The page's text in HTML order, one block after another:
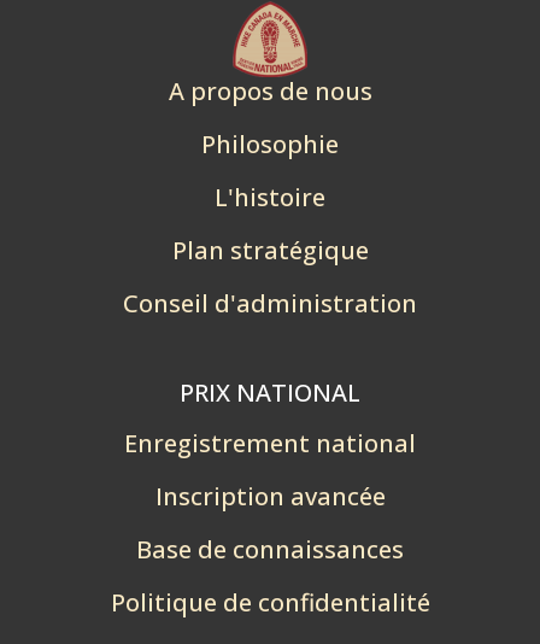
A propos de nous
Philosophie
L'histoire
Plan stratégique
Conseil d'administration
PRIX NATIONAL
Enregistrement national
Inscription avancée
Base de connaissances
Politique de confidentialité